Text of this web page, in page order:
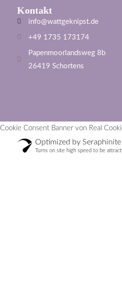
Kontakt
info@wattgeknipst.de
+49 1735 173174
Papenmoorlandsweg 8b
26419 Schortens
Cookie Consent Banner von Real
Optimized by
Turns on site high speed to be